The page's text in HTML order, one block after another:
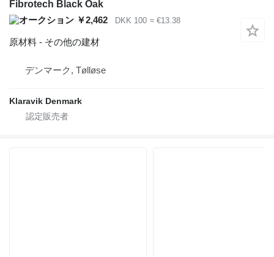
Fibrotech Black Oak
￥2,462
DKK 100 ≈ €13.38
原材料 - その他の建材
デンマーク, Tølløse
Klaravik Denmark